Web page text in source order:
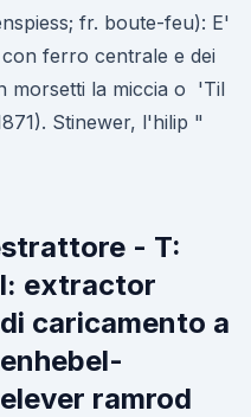
fr. boute-feu): E'
ferro centrale e dei
morsetti la miccia o 'Til
Stinewer, l'hilip "
- T:
extractor
caricamento a
ramrod